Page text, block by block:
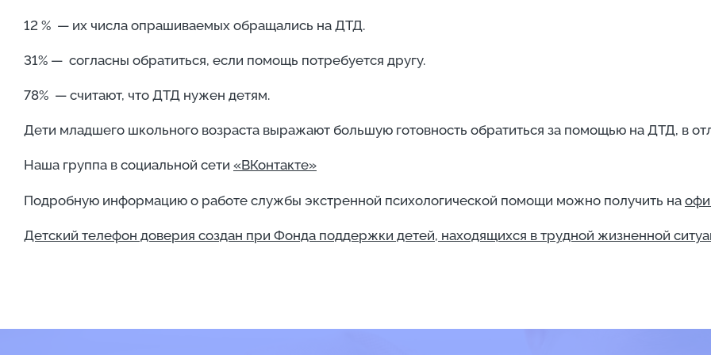
12 % — их числа опрашиваемых обращались на ДТД.
31% — согласны обратиться, если помощь потребуется другу.
78% — считают, что ДТД нужен детям.
Дети младшего школьного возраста выражают большую готовность обратиться за помощью на ДТД, в
Наша группа в социальной сети «ВКонтакте»
Подробную информацию о работе службы экстренной психологической помощи можно получить на
Детский телефон доверия создан при Фонда поддержки детей, находящихся в трудной жизненной